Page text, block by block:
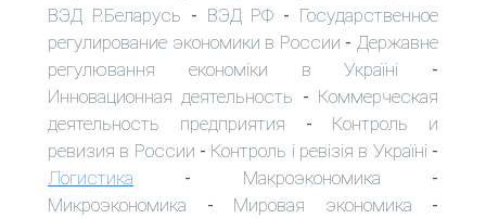
ВЭД Р.Беларусь - ВЭД РФ - Государственное
регулирование экономики в России - Державне
регулювання економіки в Україні -
Инновационная деятельность - Коммерческая
деятельность предприятия - Контроль и
ревизия в России - Контроль і ревізія в Україні -
Логистика - Макроэкономика -
Микроэкономика - Мировая экономика -